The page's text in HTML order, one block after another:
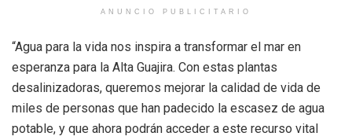
ANUNCIO PUBLICITARIO
“Agua para la vida nos inspira a transformar el mar en
esperanza para la Alta Guajira. Con estas plantas
desalinizadoras, queremos mejorar la calidad de vida de
miles de personas que han padecido la escasez de agua
potable, y que ahora podrán acceder a este recurso vital